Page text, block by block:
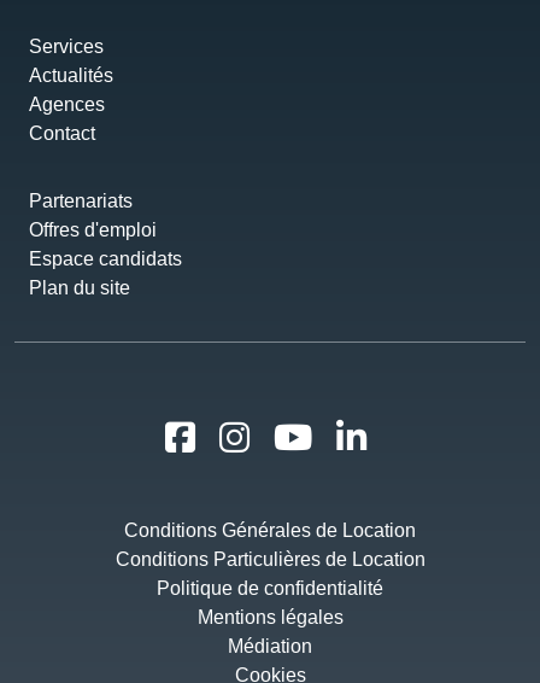
Services
Actualités
Agences
Contact
Partenariats
Offres d'emploi
Espace candidats
Plan du site
Conditions Générales de Location
Conditions Particulières de Location
Politique de confidentialité
Mentions légales
Médiation
Cookies